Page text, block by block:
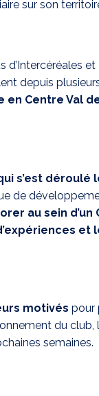
sur son
d’Intercéréales et
depuis
Centre Val
s’est déroulé
de
au sein d’un
et
motivés pour
du club,
semaines.